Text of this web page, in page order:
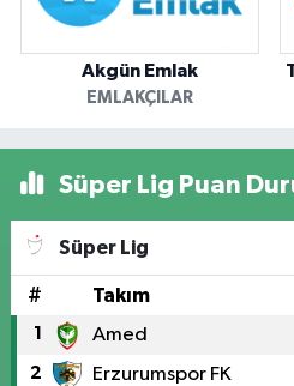
Akgün Emlak
EMLAKÇILAR
Süper Lig Puan
Süper Lig
# Takım
1 Amed
2 Erzurumspor FK